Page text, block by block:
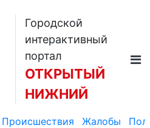
Городской
интерактивный
портал
ОТКРЫТЫЙ
НИЖНИЙ
Происшествия Жалобы